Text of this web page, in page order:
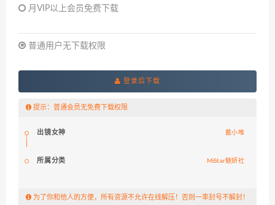
月VIP以上会员免费下载
普通用户无下载权限
登录后下载
提示：普通会员无免费下载权限
出镜女神 戴小唯
所属分类 MiStar魅妍社
为了你和他人的方便，所有资源不允许在线解压！否则一率封号不解封！